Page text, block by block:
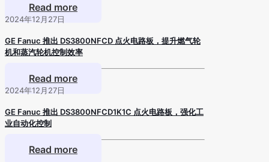
Read more
2024年12月27日
GE Fanuc 推出 DS3800NFCD 点火电路板，提升燃气轮
机和蒸汽轮机控制效率
Read more
2024年12月27日
GE Fanuc 推出 DS3800NFCD1K1C 点火电路板，强化工
业自动化控制
Read more